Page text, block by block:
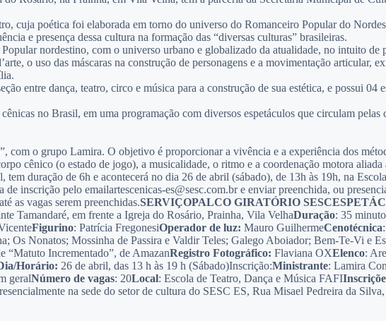
cuja poética foi elaborada em torno do universo do Romanceiro Popular do
e presença dessa cultura na formação das “diversas culturas” brasileiras.
nordestino, com o universo urbano e globalizado da atualidade, no intuito de
o uso das máscaras na construção de personagens e a movimentação articular,
entre dança, teatro, circo e música para a construção de sua estética, e possui 04
no Brasil, em uma programação com diversos espetáculos que circulam
com o grupo Lamira. O objetivo é proporcionar a vivência e a experiência dos
cênico (o estado de jogo), a musicalidade, o ritmo e a coordenação motora
tem duração de 6h e acontecerá no dia 26 de abril (sábado), de 13h às 19h, na
inscrição pelo emailartescenicas-es@sesc.com.br e enviar preenchida, ou
as vagas serem preenchidas.SERVIÇOPALCO GIRATÓRIO SESC
Tamandaré, em frente a Igreja do Rosário, Prainha, Vila VelhaDuração: 35
Figurino: Patrícia FregonesiOperador de luz: Mauro GuilhermeCenotécnica
Os Nonatos; Mossinha de Passira e Valdir Teles; Galego Aboiador; Bem-Te-Vi e
“Matuto Incrementado”, de AmazanRegistro Fotográfico: Flaviana OXElenco:
Horário: 26 de abril, das 13 h às 19 h (Sábado)Inscrição:Ministrante: Lamira
geralNúmero de vagas: 20Local: Escola de Teatro, Dança e Música FAFI
na sede do setor de cultura do SESC ES, Rua Misael Pedreira da